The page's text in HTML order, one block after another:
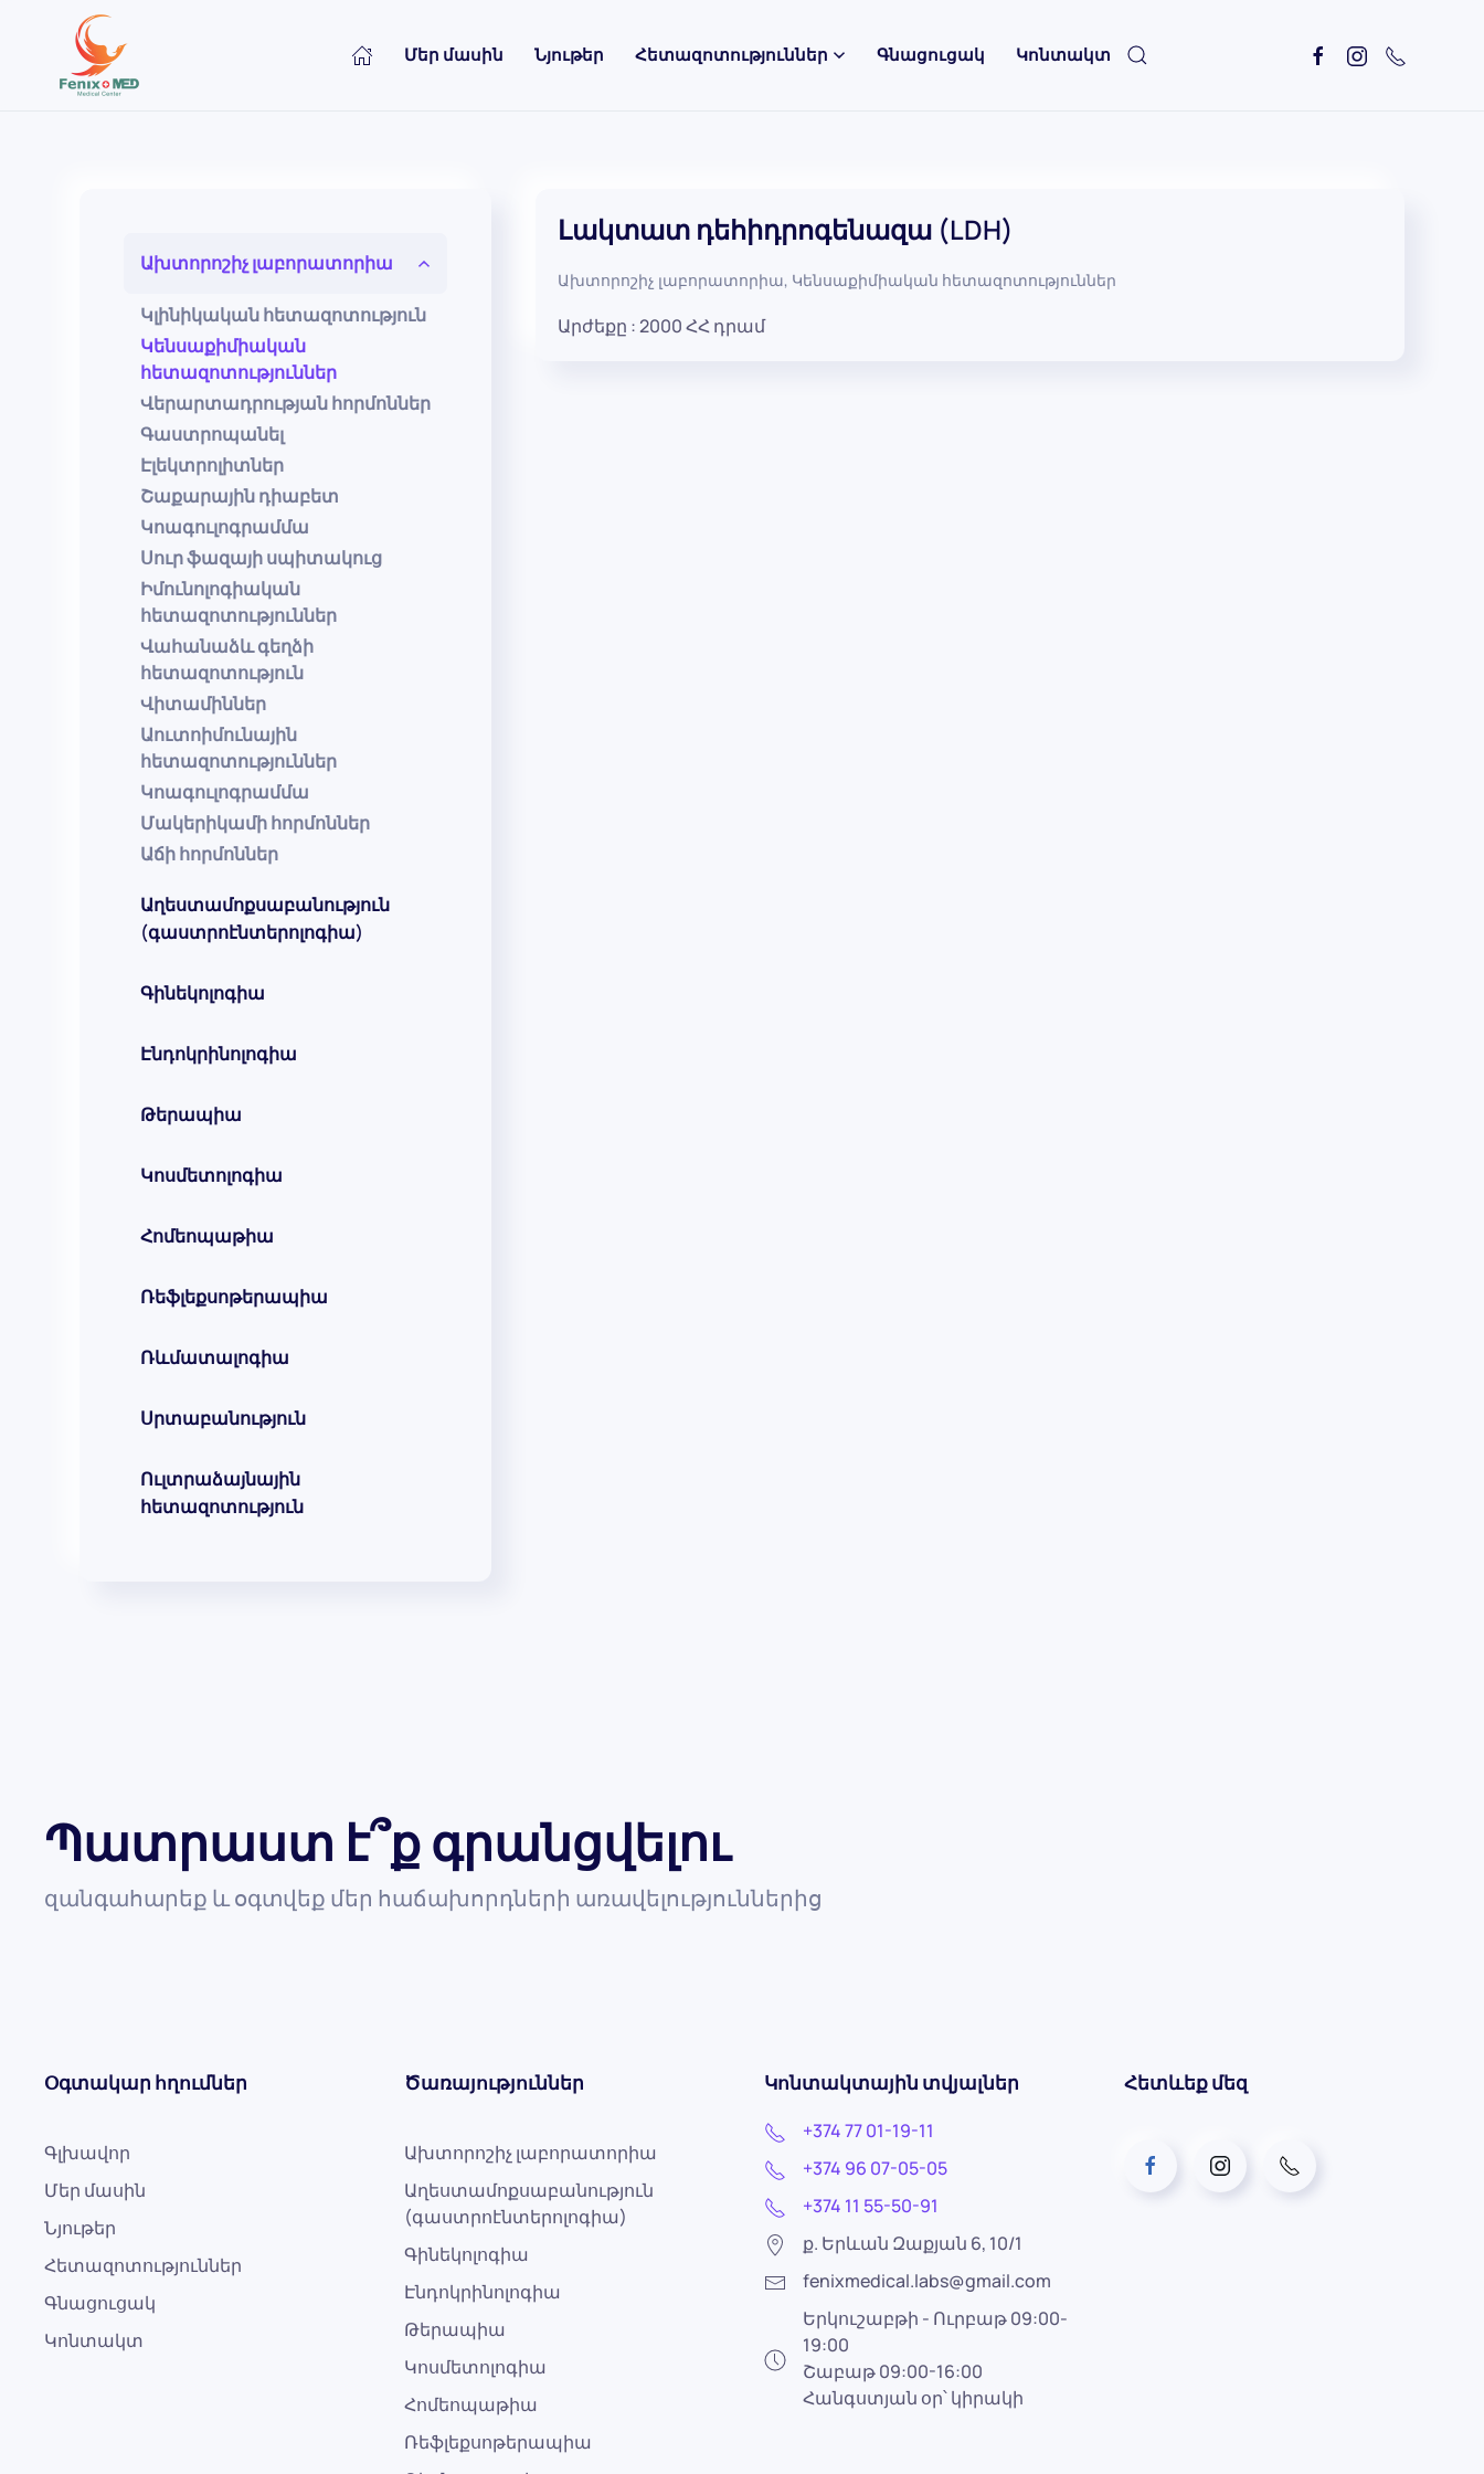
Skip to main content Մեր մասին Նյութեր Հետազոտություններ Գնացուցակ Կոնտակտ
Ախտորոշիչ լաբորատորիա
Կլինիկական հետազոտություն
Կենսաքիմիական
հետազոտություններ
Վերարտադրության հորմոններ
Գաստրոպանել
Էլեկտրոլիտներ
Շաքարային դիաբետ
Կոագուլոգրամմա
Սուր ֆազայի սպիտակուց
Իմունոլոգիական
հետազոտություններ
Վահանաձև գեղձի
հետազոտություն
Վիտամիններ
Աուտոիմունային
հետազոտություններ
Կոագուլոգրամմա
Մակերիկամի հորմոններ
Աճի հորմոններ
Աղեստամոքսաբանություն
(գաստրոէնտերոլոգիա)
Գինեկոլոգիա
Էնդոկրինոլոգիա
Թերապիա
Կոսմետոլոգիա
Հոմեոպաթիա
Ռեֆլեքսոթերապիա
Ռևմատալոգիա
Սրտաբանություն
Ուլտրաձայնային
հետազոտություն
Լակտատ դեհիդրոգենազա (LDH)
Ախտորոշիչ լաբորատորիա, Կենսաքիմիական հետազոտություններ
Արժեքը :2000ՀՀ դրամ
Պատրաստ է՞ք գրանցվելու
զանգահարեք և օգտվեք մեր հաճախորդների առավելություններից
Օգտակար հղումներ
Գլխավոր
Մեր մասին
Նյութեր
Հետազոտություններ
Գնացուցակ
Կոնտակտ
Ծառայություններ
Ախտորոշիչ լաբորատորիա
Աղեստամոքսաբանություն
(գաստրոէնտերոլոգիա)
Գինեկոլոգիա
Էնդոկրինոլոգիա
Թերապիա
Կոսմետոլոգիա
Հոմեոպաթիա
Ռեֆլեքսոթերապիա
Կոնտակտային տվյալներ
+374 77 01-19-11
+374 96 07-05-05
+374 11 55-50-91
ք. Երևան Զաքյան 6, 10/1
fenixmedical.labs@gmail.com
Երկուշաբթի - Ուրբաթ 09:00-
19:00
Շաբաթ 09:00-16:00
Հանգստյան օր՝ կիրակի
Հետևեք մեզ